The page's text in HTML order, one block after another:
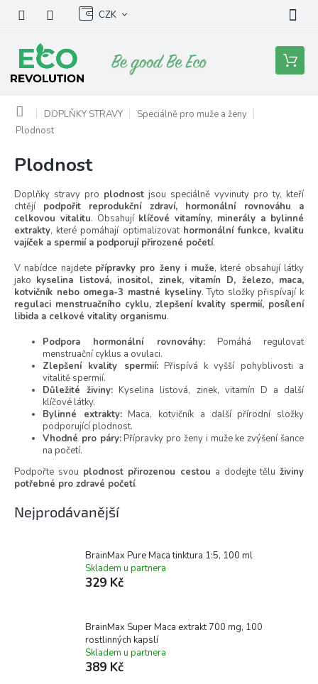
obsah
CZK
Nákupní
košík
Domů DOPLŇKY STRAVY
Speciálně pro muže a ženy
Plodnost
Plodnost
Doplňky stravy pro plodnost jsou speciálně vyvinuty pro ty, kteří
chtějí podpořit reprodukční zdraví, hormonální rovnováhu a
celkovou vitalitu. Obsahují klíčové vitamíny, minerály a bylinné
extrakty, které pomáhají optimalizovat hormonální funkce, kvalitu
vajíček a spermií a podporují přirozené početí.
V nabídce najdete přípravky pro ženy i muže, které obsahují látky
jako kyselina listová, inositol, zinek, vitamín D, železo, maca,
kotvičník nebo omega-3 mastné kyseliny. Tyto složky přispívají k
regulaci menstruačního cyklu, zlepšení kvality spermií, posílení
libida a celkové vitality organismu.
Podpora hormonální rovnováhy:Pomáhá regulovat
menstruační cyklus a ovulaci.
Zlepšení kvality spermií:Přispívá k vyšší pohyblivosti a
vitalitě spermií.
Důležité živiny: Kyselina listová, zinek, vitamín D a další
klíčové látky.
Bylinné extrakty:Maca, kotvičník a další přírodní složky
podporující plodnost.
Vhodné pro páry:Přípravky pro ženy i muže ke zvýšení šance
na početí.
Podpořte svou plodnost přirozenou cestou a dodejte tělu živiny
potřebné pro zdravé početí.
Nejprodávanější
BrainMax Pure Maca tinktura 1:5, 100 ml
Skladem u partnera
329 Kč
BrainMax Super Maca extrakt 700 mg, 100
rostlinných kapslí
Skladem u partnera
389 Kč